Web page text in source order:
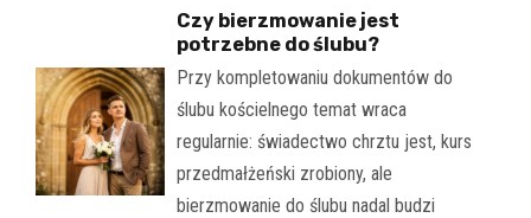
Czy bierzmowanie jest
potrzebne do ślubu?
Przy kompletowaniu dokumentów do
ślubu kościelnego temat wraca
regularnie: świadectwo chrztu jest, kurs
przedmałżeński zrobiony, ale
bierzmowanie do ślubu nadal budzi